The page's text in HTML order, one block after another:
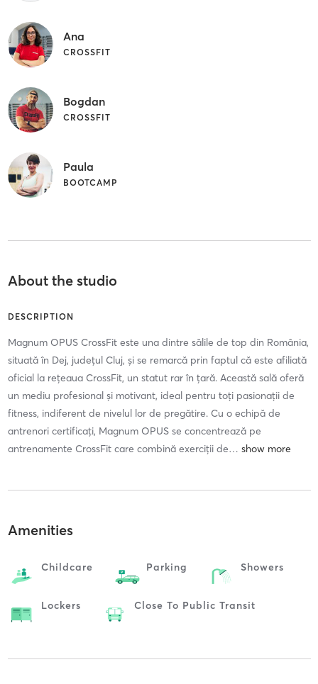
Ana
CROSSFIT
Bogdan
CROSSFIT
Paula
BOOTCAMP
About the studio
DESCRIPTION
Magnum OPUS CrossFit este una dintre sălile de top din România,
situată în Dej, județul Cluj, și se remarcă prin faptul că este afiliată
oficial la rețeaua CrossFit, un statut rar în țară. Această sală oferă
un mediu profesional și motivant, ideal pentru toți pasionații de
fitness, indiferent de nivelul lor de pregătire. Cu o echipă de
antrenori certificați, Magnum OPUS se concentrează pe
antrenamente CrossFit care combină exerciții de…
Amenities
Childcare Parking Showers
Lockers Close To Public Transit